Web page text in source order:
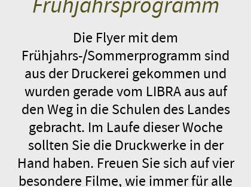
Donnerstag, 03.12.26
10:00 – 12:30
(Regine Jabin) (45 Min.)
JugendFilmTage
ANMELDEN
Mittwoch, 25.11.26
10:00 – 12:30
mit Moderation / Filmgespräch
(Regine Jabin) (65 Min.)
JugendFilmTage
ANMELDEN
JUNGE MÜTTER
Belgien, Frankreich 2025 /
Spielfilm / 9.–13. Jahrgangsstufe
Donnerstag, 26.11.26
10:00 – 12:30
Die Flyer mit dem
Frühjahrs-/Sommerprogramm sind
aus der Druckerei gekommen und
wurden gerade vom LIBRA aus auf
den Weg in die Schulen des Landes
gebracht. Im Laufe dieser Woche
sollten Sie die Druckwerke in der
Hand haben. Freuen Sie sich auf vier
besondere Filme, wie immer für alle